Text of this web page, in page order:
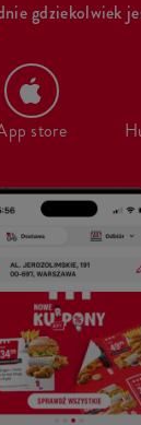
gdziekolwiek
store